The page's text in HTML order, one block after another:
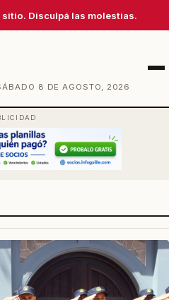
Disculpá las molestias.
8 DE AGOSTO, 2026
Menú